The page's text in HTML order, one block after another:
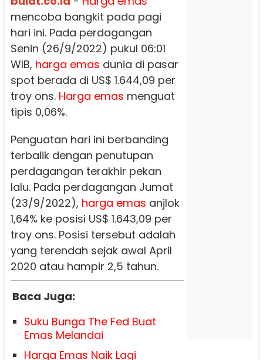
mencoba bangkit pada pagi
hari ini. Pada perdagangan
Senin (26/9/2022) pukul 06:01
WIB, harga emas dunia di pasar
spot berada di US$ 1.644,09 per
troy ons. Harga emas menguat
tipis 0,06%.
Penguatan hari ini berbanding
terbalik dengan penutupan
perdagangan terakhir pekan
lalu. Pada perdagangan Jumat
(23/9/2022), harga emas anjlok
1,64% ke posisi US$ 1.643,09 per
troy ons. Posisi tersebut adalah
yang terendah sejak awal April
2020 atau hampir 2,5 tahun.
Baca Juga:
Suku Bunga The Fed Buat
Emas Melandai
Harga Emas Naik Lagi